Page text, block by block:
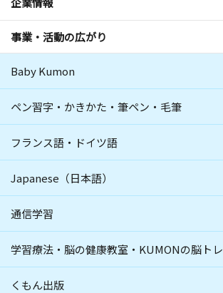
事業・活動の広がり
Baby Kumon
ペン習字・かきかた・筆ペン・毛筆
フランス語・ドイツ語
Japanese（日本語）
通信学習
学習療法・脳の健康教室・KUMONの脳トレ
くもん出版